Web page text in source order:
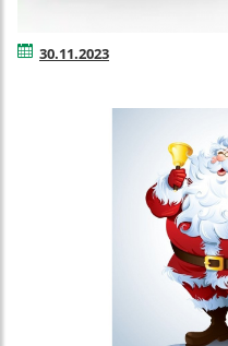
30.11.2023